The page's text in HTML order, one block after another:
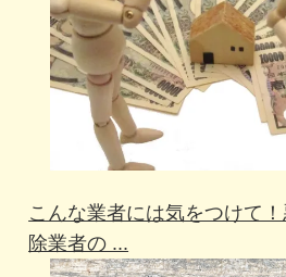
こんな業者には気をつけて
除業者の ...